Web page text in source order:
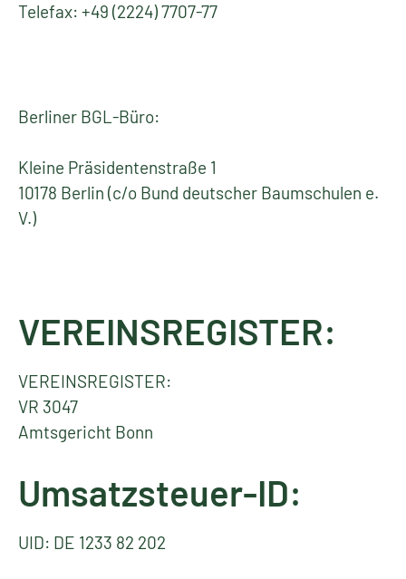
Telefax: +49 (2224) 7707-77
Berliner BGL-Büro:
Kleine Präsidentenstraße 1
10178 Berlin (c/o Bund deutscher Baumschulen e.
V.)
VEREINSREGISTER:
VEREINSREGISTER:
VR 3047
Amtsgericht Bonn
Umsatzsteuer-ID:
UID: DE 1233 82 202